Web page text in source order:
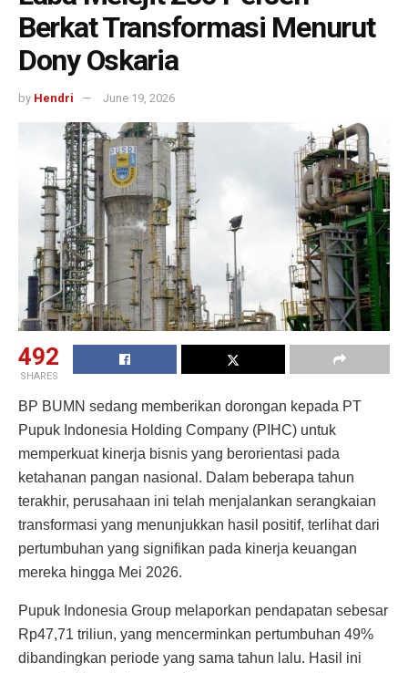
Berkat Transformasi Menurut
Dony Oskaria
by Hendri June 19, 2026
492
SHARES
BP BUMN sedang memberikan dorongan kepada PT
Pupuk Indonesia Holding Company (PIHC) untuk
memperkuat kinerja bisnis yang berorientasi pada
ketahanan pangan nasional. Dalam beberapa tahun
terakhir, perusahaan ini telah menjalankan serangkaian
transformasi yang menunjukkan hasil positif, terlihat dari
pertumbuhan yang signifikan pada kinerja keuangan
mereka hingga Mei 2026.
Pupuk Indonesia Group melaporkan pendapatan sebesar
Rp47,71 triliun, yang mencerminkan pertumbuhan 49%
dibandingkan periode yang sama tahun lalu. Hasil ini